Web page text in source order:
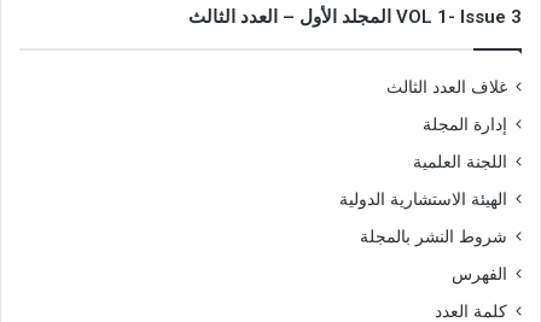
VOL 1- Issue 3 المجلد الأول – العدد الثالث
غلاف العدد الثالث
إدارة المجلة
اللجنة العلمية
الهيئة الاستشارية الدولية
شروط النشر بالمجلة
الفهرس
كلمة العدد